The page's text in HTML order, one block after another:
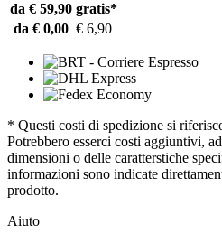
da € 59,90 gratis*
da € 0,00 € 6,90
* Questi costi di spedizione si
Potrebbero esserci costi aggiuntivi,
dimensioni o delle caratterstiche
informazioni sono indicate
prodotto.
Aiuto